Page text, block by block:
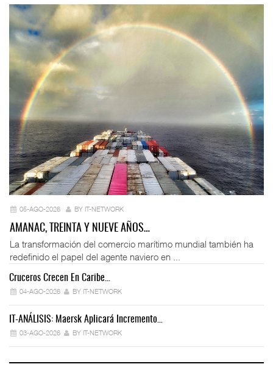
05-AGO-2026 BY IT-NETWORK
AMANAC, TREINTA Y NUEVE AÑOS…
La transformación del comercio marítimo mundial también ha
redefinido el papel del agente naviero en ...
Cruceros Crecen En Caribe…
04-AGO-2026 BY IT-NETWORK
IT-ANÁLISIS: Maersk Aplicará Incremento…
03-AGO-2026 BY IT-NETWORK